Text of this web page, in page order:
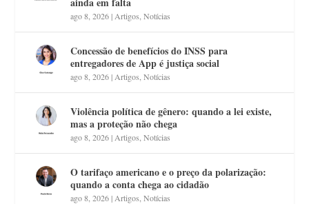
ago 8, 2026| Artigos ,Notícias
Concessão de benefícios do INSS para
entregadores de App é justiça social
ago 8, 2026| Artigos ,Notícias
Violência política de gênero: quando a lei existe,
mas a proteção não chega
ago 8, 2026| Artigos ,Notícias
O tarifaço americano e o preço da polarização:
quando a conta chega ao cidadão
ago 8, 2026| Artigos ,Notícias